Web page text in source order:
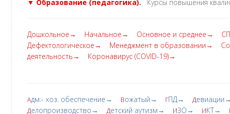
▼ Образование (педагогика). Курсы повышения
Дошкольное→ Начальное→ Основное и среднее→
Дефектологическое→
Менеджмент в образовании→
деятельность→
Коронавирус (COVID-19)→
Адм.- хоз. обеспечение→ Вожатый→ ГПД→ Девиации→
Делопроизводство→ Детский аутизм→ ИЗО→ ИКТ→